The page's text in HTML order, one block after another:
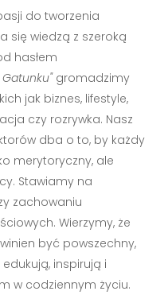
do tworzenia
się wiedzą z szeroką
hasłem
Gatunku"gromadzimy
jak biznes, lifestyle,
czy rozrywka. Nasz
dba o to, by każdy
merytoryczny, ale
Stawiamy na
zachowaniu
Wierzymy, że
być powszechny,
inspirują i
w codziennym życiu.